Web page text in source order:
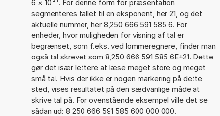
6 × 10
. For denne form for præsentation
segmenteres tallet til en eksponent, her 21, og det
aktuelle nummer, her 8,250 666 591 585 6. For
enheder, hvor muligheden for visning af tal er
begrænset, som f.eks. ved lommeregnere, finder man
også tal skrevet som 8,250 666 591 585 6E+21. Dette
gør det især lettere at læse meget store og meget
små tal. Hvis der ikke er nogen markering på dette
sted, vises resultatet på den sædvanlige måde at
skrive tal på. For ovenstående eksempel ville det se
sådan ud: 8 250 666 591 585 600 000 000.